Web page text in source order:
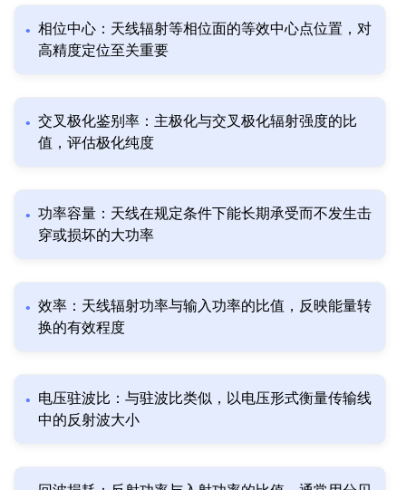
相位中心：天线辐射等相位面的等效中心点位置，对
高精度定位至关重要
交叉极化鉴别率：主极化与交叉极化辐射强度的比
值，评估极化纯度
功率容量：天线在规定条件下能长期承受而不发生击
穿或损坏的大功率
效率：天线辐射功率与输入功率的比值，反映能量转
换的有效程度
电压驻波比：与驻波比类似，以电压形式衡量传输线
中的反射波大小